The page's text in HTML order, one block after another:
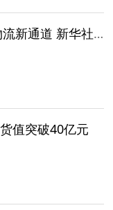
厦构建"一带一路"物流新通道 新华社发文介绍厦门经验
值突破40亿元